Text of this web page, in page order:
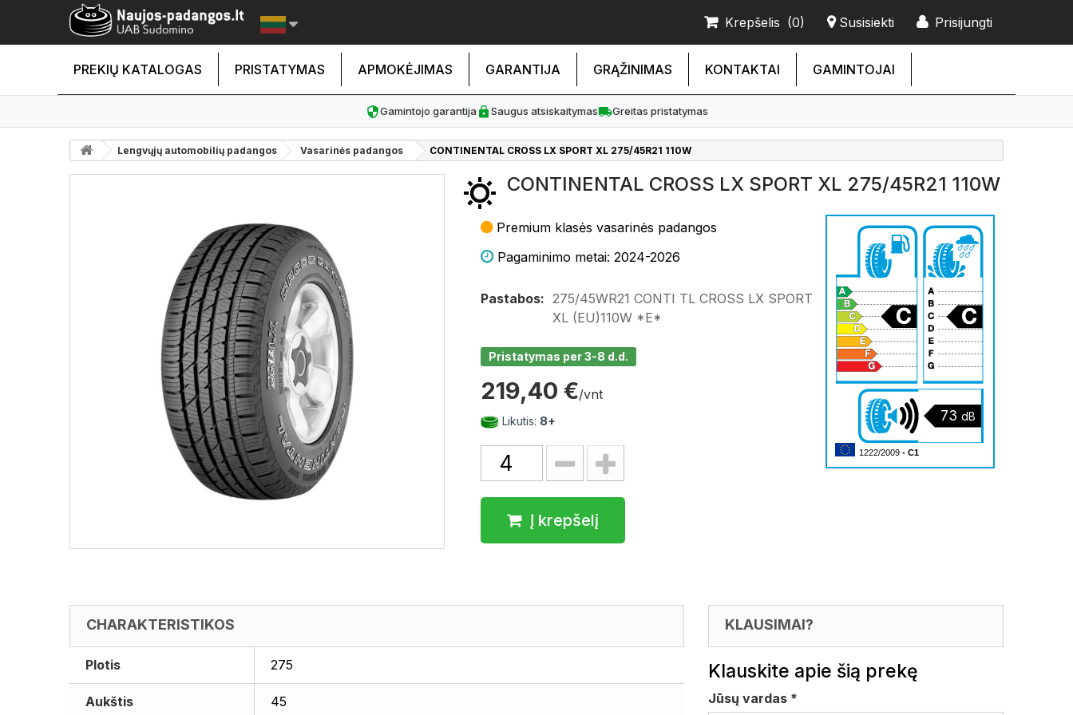
Prisijungti
Susisiekti
Krepšelis (0)
PREKIŲ KATALOGAS PRISTATYMAS APMOKĖJIMAS GARANTIJA GRĄŽINIMAS KONTAKTAI GAMINTOJAI
Gamintojo garantija Saugus atsiskaitymas Greitas pristatymas
Lengvųjų automobilių padangos Vasarinės padangos CONTINENTAL CROSS LX SPORT XL 275/45R21 110W
CONTINENTAL CROSS LX SPORT XL 275/45R21 110W
Premium klasės vasarinės padangos
Pagaminimo metai: 2024-2026
Pastabos: 275/45WR21 CONTI TL CROSS LX SPORT
XL (EU)110W *E*
Pristatymas per 3-8 d.d.
219,40 €/vnt
Likutis: 8+
Į krepšelį
73 dB
1222/2009 - C1
CHARAKTERISTIKOS
Plotis 275
Aukštis 45
KLAUSIMAI?
Klauskite apie šią prekę
Jūsų vardas *